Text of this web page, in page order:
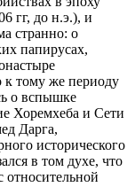
гг, до н.э.), и
странно: о
папирусах,
тому же периоду
о вспышке
Хоремхеба и Сети
Дарга,
исторического
в том духе, что